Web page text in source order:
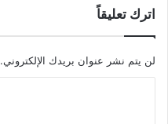
اترك تعليقاً
لن يتم نشر عنوان بريدك الإلكتروني.